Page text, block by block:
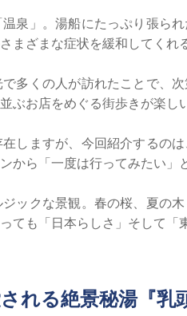
泉」。湯船にたっぷり張ら
まざまな症状を緩和してくれ
多くの人が訪れたことで、
ぶお店をめぐる街歩きが楽し
しますが、今回紹介するの
から「一度は行ってみたい」
ックな景観。春の桜、夏の
ても「日本らしさ」そして「
れる絶景秘湯『乳